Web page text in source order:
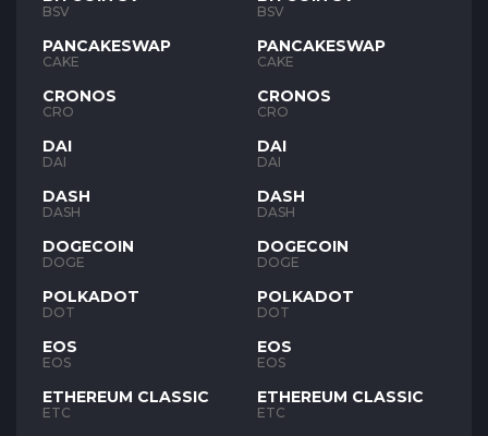
BSV
PANCAKESWAP
CAKE
CRONOS
CRO
DAI
DAI
DASH
DASH
DOGECOIN
DOGE
POLKADOT
DOT
EOS
EOS
ETHEREUM CLASSIC
ETC
BSV
PANCAKESWAP
CAKE
CRONOS
CRO
DAI
DAI
DASH
DASH
DOGECOIN
DOGE
POLKADOT
DOT
EOS
EOS
ETHEREUM CLASSIC
ETC